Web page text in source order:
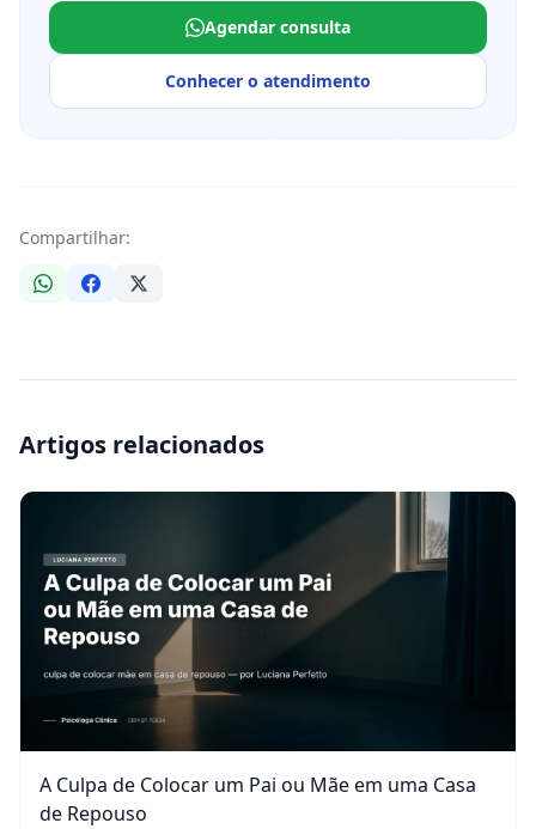
Agendar consulta
Conhecer o atendimento
Compartilhar:
Artigos relacionados
A Culpa de Colocar um Pai ou Mãe em uma Casa
de Repouso